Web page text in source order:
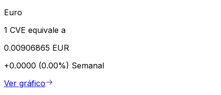
Euro
1 CVE equivale a
0.00906865 EUR
+0.0000 (0.00%) Semanal
Ver gráfico